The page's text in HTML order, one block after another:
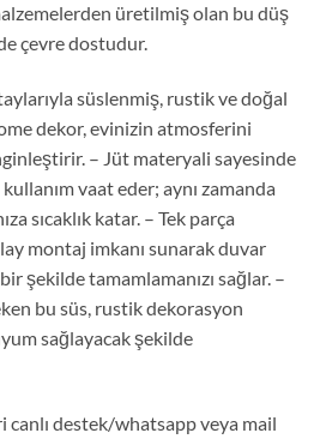
üretilmiş olan bu düş
çevre dostudur.
süslenmiş, rustik ve doğal
dekor, evinizin atmosferini
– Jüt materyali sayesinde
vaat eder; aynı zamanda
sıcaklık katar. – Tek parça
montaj imkanı sunarak duvar
şekilde tamamlamanızı sağlar. –
bu süs, rustik dekorasyon
sağlayacak şekilde
canlı destek/whatsapp veya mail